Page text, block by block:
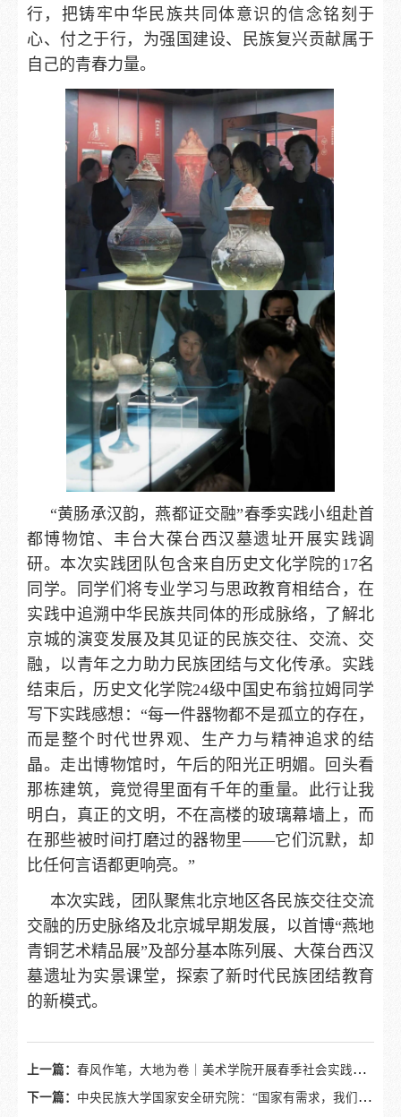
行，把铸牢中华民族共同体意识的信念铭刻于
心、付之于行，为强国建设、民族复兴贡献属于
自己的青春力量。
“黄肠承汉韵，燕都证交融”春季实践小组赴首
都博物馆、丰台大葆台西汉墓遗址开展实践调
研。本次实践团队包含来自历史文化学院的17名
同学。同学们将专业学习与思政教育相结合，在
实践中追溯中华民族共同体的形成脉络，了解北
京城的演变发展及其见证的民族交往、交流、交
融，以青年之力助力民族团结与文化传承。实践
结束后，历史文化学院24级中国史布翁拉姆同学
写下实践感想：“每一件器物都不是孤立的存在，
而是整个时代世界观、生产力与精神追求的结
晶。走出博物馆时，午后的阳光正明媚。回头看
那栋建筑，竟觉得里面有千年的重量。此行让我
明白，真正的文明，不在高楼的玻璃幕墙上，而
在那些被时间打磨过的器物里——它们沉默，却
比任何言语都更响亮。”
本次实践，团队聚焦北京地区各民族交往交流
交融的历史脉络及北京城早期发展，以首博“燕地
青铜艺术精品展”及部分基本陈列展、大葆台西汉
墓遗址为实景课堂，探索了新时代民族团结教育
的新模式。
上一篇： 春风作笔，大地为卷｜美术学院开展春季社会实践活动
下一篇： 中央民族大学国家安全研究院：“国家有需求，我们就有责任”